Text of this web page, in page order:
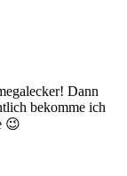
Dann
bekomme ich
😉